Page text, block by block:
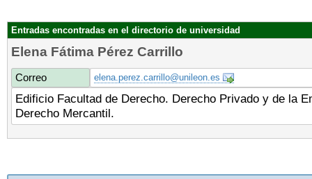
Entradas encontradas en el directorio de universidad
Elena Fátima Pérez Carrillo
Correo elena.perez.carrillo@unileon.es
Edificio Facultad de Derecho. Derecho Privado y de la
Derecho Mercantil.